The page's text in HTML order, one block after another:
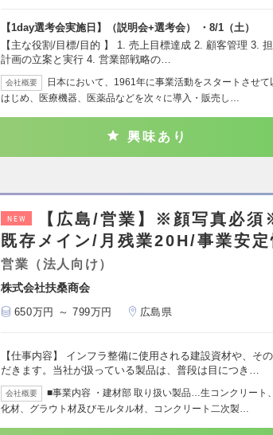
【1day選考会実施日】（説明会+選考会） ・8/1（土）
【主な役割/目標/目的 】 1. 売上目標達成 2. 顧客管理 3.
計画の立案と実行 4. 営業部戦略の…
会社概要
日本において、1961年に事業活動をスタートさせ
はじめ、医療機器、医薬品などを次々に導入・販売し…
興味あり
NEW
【広島/営業】※顔写真必
既存メイン/月残業20H/事業安
営業（法人向け）
株式会社扶桑商会
650万円 ～ 799万円 広島県
【仕事内容】 インフラ整備に使用される建設資材や、そ
だきます。当社が扱っている製品は、普段は目につき…
会社概要
■事業内容 ・建材部 取り扱い製品…生コンクリート
化材、グラウト材及びモルタル材、コンクリート二次製…